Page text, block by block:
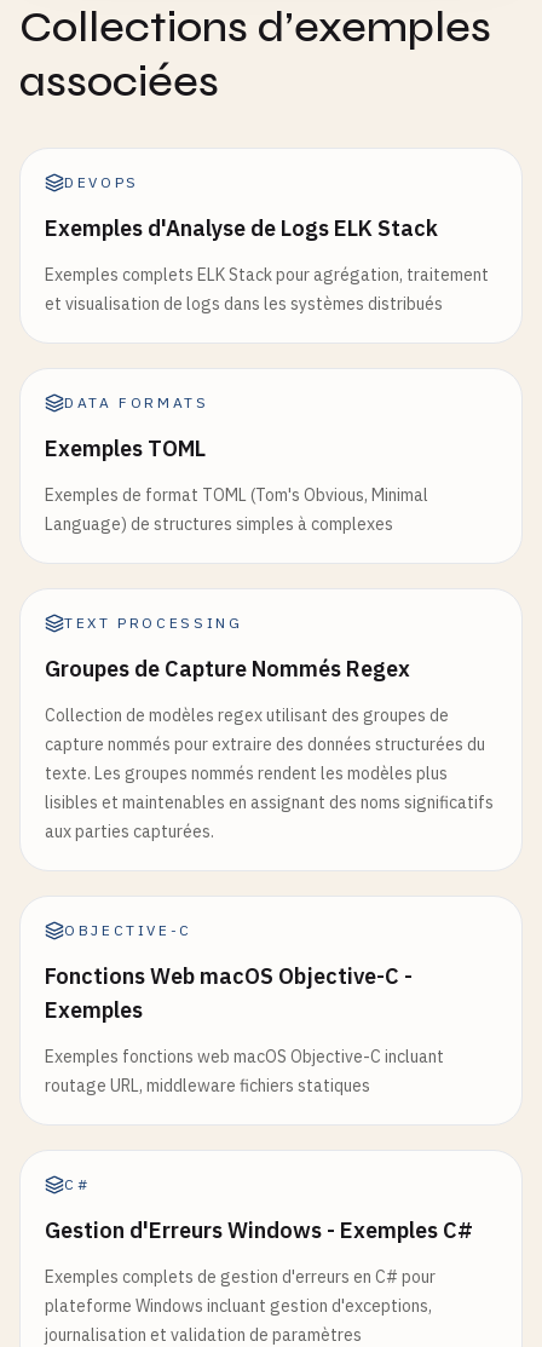
Collections d’exemples
associées
DEVOPS
Exemples d'Analyse de Logs ELK Stack
Exemples complets ELK Stack pour agrégation, traitement
et visualisation de logs dans les systèmes distribués
DATA FORMATS
Exemples TOML
Exemples de format TOML (Tom's Obvious, Minimal
Language) de structures simples à complexes
TEXT PROCESSING
Groupes de Capture Nommés Regex
Collection de modèles regex utilisant des groupes de
capture nommés pour extraire des données structurées du
texte. Les groupes nommés rendent les modèles plus
lisibles et maintenables en assignant des noms significatifs
aux parties capturées.
OBJECTIVE-C
Fonctions Web macOS Objective-C -
Exemples
Exemples fonctions web macOS Objective-C incluant
routage URL, middleware fichiers statiques
C#
Gestion d'Erreurs Windows - Exemples C#
Exemples complets de gestion d'erreurs en C# pour
plateforme Windows incluant gestion d'exceptions,
journalisation et validation de paramètres